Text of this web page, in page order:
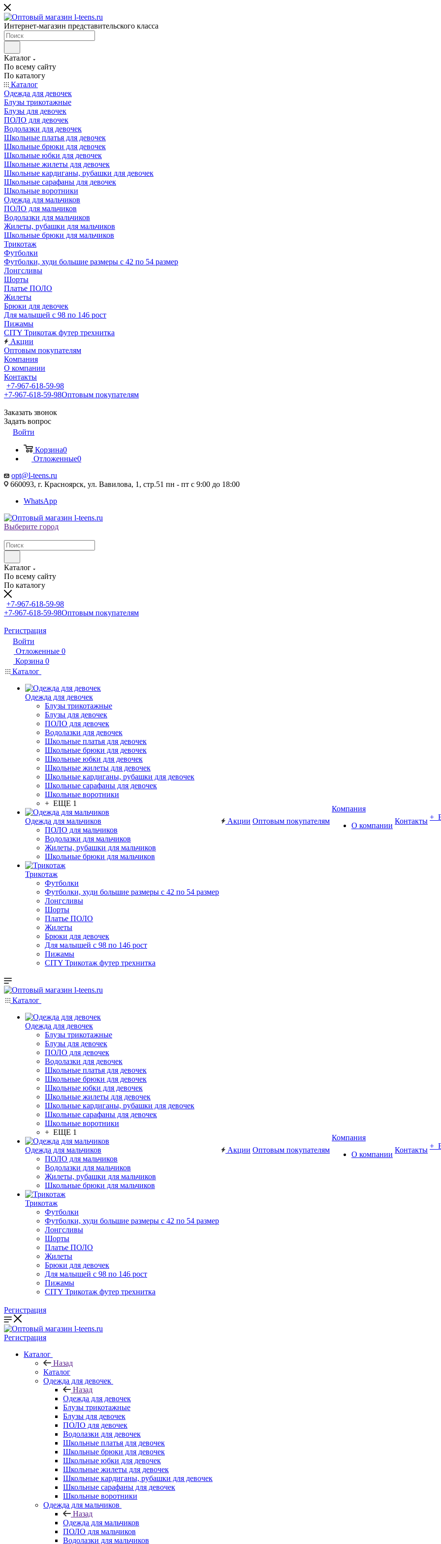
Интернет-магазин представительского класса
Каталог
По всему сайту
По каталогу
Каталог
Одежда для девочек
Блузы трикотажные
Блузы для девочек
ПОЛО для девочек
Водолазки для девочек
Школьные платья для девочек
Школьные брюки для девочек
Школьные юбки для девочек
Школьные жилеты для девочек
Школьные кардиганы, рубашки для девочек
Школьные сарафаны для девочек
Школьные воротники
Одежда для мальчиков
ПОЛО для мальчиков
Водолазки для мальчиков
Жилеты, рубашки для мальчиков
Школьные брюки для мальчиков
Трикотаж
Футболки
Футболки, худи большие размеры с 42 по 54 размер
Лонгсливы
Шорты
Платье ПОЛО
Жилеты
Брюки для девочек
Для малышей с 98 по 146 рост
Пижамы
CITY Трикотаж футер трехнитка
Акции
Оптовым покупателям
Компания
О компании
Контакты
+7-967-618-59-98
+7-967-618-59-98Оптовым покупателям
Заказать звонок
Задать вопрос
Войти
Корзина0
Отложенные0
opt@l-teens.ru
660093, г. Красноярск, ул. Вавилова, 1, стр.51 пн - пт с 9:00 до 18:00
WhatsApp
Выберите город
Каталог
По всему сайту
По каталогу
+7-967-618-59-98
+7-967-618-59-98Оптовым покупателям
Регистрация
Войти
Отложенные 0
Корзина 0
Каталог
Одежда для девочек
Блузы трикотажные
Блузы для девочек
ПОЛО для девочек
Водолазки для девочек
Школьные платья для девочек
Школьные брюки для девочек
Школьные юбки для девочек
Школьные жилеты для девочек
Школьные кардиганы, рубашки для девочек
Школьные сарафаны для девочек
Школьные воротники
+ ЕЩЕ 1
Одежда для мальчиков
ПОЛО для мальчиков
Водолазки для мальчиков
Жилеты, рубашки для мальчиков
Школьные брюки для мальчиков
Трикотаж
Футболки
Футболки, худи большие размеры с 42 по 54 размер
Лонгсливы
Шорты
Платье ПОЛО
Жилеты
Брюки для девочек
Для малышей с 98 по 146 рост
Пижамы
CITY Трикотаж футер трехнитка
Акции Оптовым покупателям
Компания
О компании
Контакты +
Каталог
Одежда для девочек
Блузы трикотажные
Блузы для девочек
ПОЛО для девочек
Водолазки для девочек
Школьные платья для девочек
Школьные брюки для девочек
Школьные юбки для девочек
Школьные жилеты для девочек
Школьные кардиганы, рубашки для девочек
Школьные сарафаны для девочек
Школьные воротники
+ ЕЩЕ 1
Одежда для мальчиков
ПОЛО для мальчиков
Водолазки для мальчиков
Жилеты, рубашки для мальчиков
Школьные брюки для мальчиков
Трикотаж
Футболки
Футболки, худи большие размеры с 42 по 54 размер
Лонгсливы
Шорты
Платье ПОЛО
Жилеты
Брюки для девочек
Для малышей с 98 по 146 рост
Пижамы
CITY Трикотаж футер трехнитка
Акции Оптовым покупателям
Компания
О компании
Контакты +
Регистрация
Регистрация
Каталог
Назад
Каталог
Одежда для девочек
Назад
Одежда для девочек
Блузы трикотажные
Блузы для девочек
ПОЛО для девочек
Водолазки для девочек
Школьные платья для девочек
Школьные брюки для девочек
Школьные юбки для девочек
Школьные жилеты для девочек
Школьные кардиганы, рубашки для девочек
Школьные сарафаны для девочек
Школьные воротники
Одежда для мальчиков
Назад
Одежда для мальчиков
ПОЛО для мальчиков
Водолазки для мальчиков